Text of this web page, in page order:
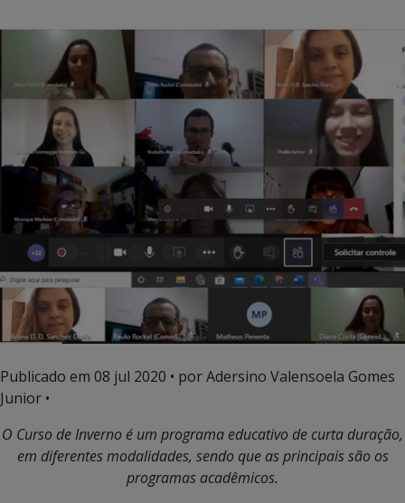
Publicado em 08 jul 2020 • por Adersino Valensoela Gomes
Junior •
O Curso de Inverno é um programa educativo de curta duração,
em diferentes modalidades, sendo que as principais são os
programas acadêmicos.